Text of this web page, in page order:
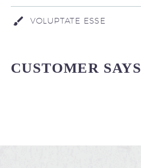
VOLUPTATE ESSE
CUSTOMER SAYS